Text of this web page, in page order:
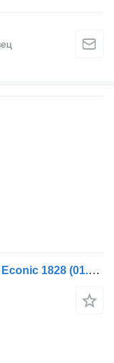
Подушка рессоры Mercedes-Benz Econic 1828 (01.98-) A9573270841 для тягача Mercedes-Benz Econic (1998-2014)